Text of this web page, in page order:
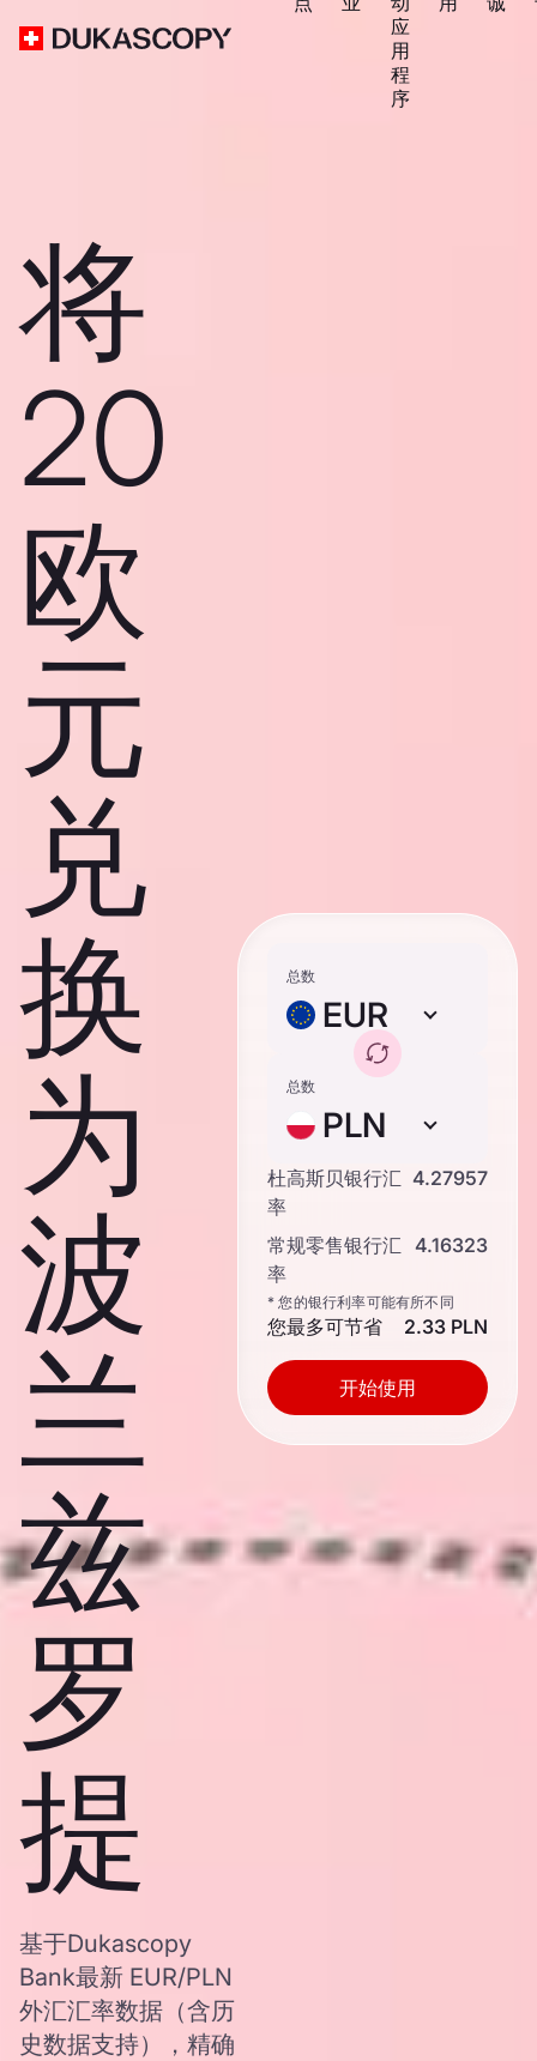
应
用
程
序
将
20
欧
元
兑
换
为
波
兰
兹
罗
提
基于Dukascopy
Bank最新 EUR/PLN
外汇汇率数据（含历
史数据支持），精确
总数
EUR
总数
PLN
杜高斯贝银行汇
率
4.27957
常规零售银行汇
率
4.16323
* 您的银行利率可能有所不同
您最多可节省 2.33 PLN
开始使用